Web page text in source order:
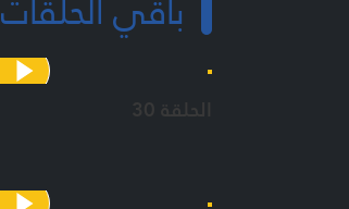
الحلقة 30